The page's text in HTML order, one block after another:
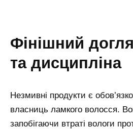
фінішний догляд: захист
та дисципліна
Незмивні продукти є
власниць ламкого волосся.
запобігаючи втраті вологи